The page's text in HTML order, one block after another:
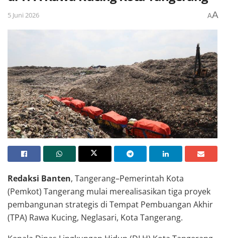
5 Juni 2026 AA
TPA Rawa Kucing Kota Tangerang
Redaksi Banten, Tangerang–Pemerintah Kota
(Pemkot) Tangerang mulai merealisasikan tiga proyek
pembangunan strategis di Tempat Pembuangan Akhir
(TPA) Rawa Kucing, Neglasari, Kota Tangerang.